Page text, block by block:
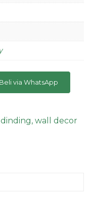
via WhatsApp
dinding, wall decor